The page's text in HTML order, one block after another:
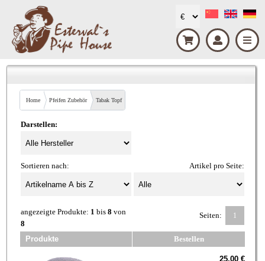
Home Pfeifen Zubehör Tabak Topf
Darstellen:
Sortieren nach: Artikel pro Seite:
angezeigte Produkte: 1 bis 8 von
8
Seiten: 1
Produkte Bestellen
25,00 €